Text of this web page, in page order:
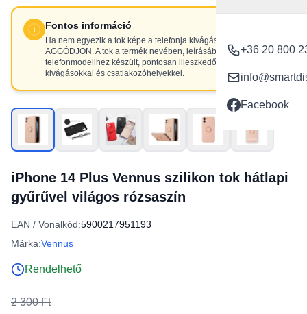
+36 20 800
Facebook
Fontos információ
Ha nem egyezik a tok képe a telefonja kivágásaival, NE
AGGÓDJON. A tok a termék nevében, leírásában szereplő
telefonmodellhez készült, pontosan illeszkedő
kivágásokkal és csatlakozóhelyekkel.
iPhone 14 Plus Vennus szilikon tok hátlapi
gyűrűvel világos rózsaszín
EAN / Vonalkód:5900217951193
Márka:Vennus
Rendelhető
2 300 Ft